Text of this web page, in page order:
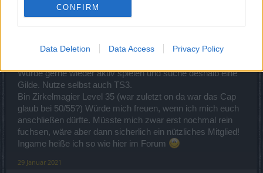
CONFIRM
Data Deletion Data Access Privacy Policy
Huhu!
Auszeit wieder ins Spiel zurückgekehrt (beruflich viel um
Würde gerne wieder aktiv spielen und suche deshalb eine
Gilde. Nutze selbst auch TS3.
Bin Zirkelmagier Level 35 (war zuletzt on da war das Cap
glaub bei 50/55?) Würde mich freuen, wenn ich mich euch
anschließen dürfte. Müsste mich zwar erst nochmal rein
fuchsen, wäre aber dann sicherlich ein nützliches Mitglied!
Ingame heiße ich so wie hier im Forum
29 Januar 2021